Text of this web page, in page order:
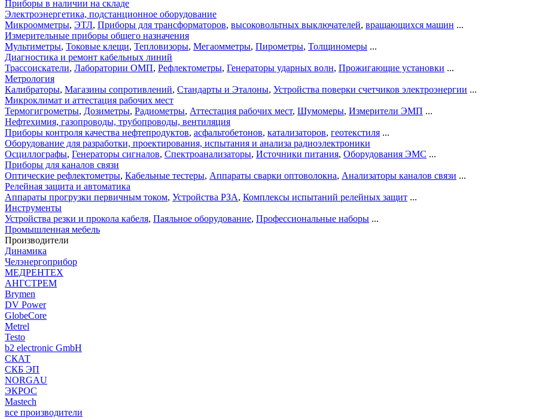
Приборы в наличии на складе
Электроэнергетика, подстанционное оборудование
Микроомметры, ЭТЛ, Приборы для трансформаторов, высоковольтных выключателей, вращающихся машин ...
Измерительные приборы общего назначения
Мультиметры, Токовые клещи, Тепловизоры, Мегаомметры, Пирометры, Толщиномеры ...
Диагностика и ремонт кабельных линий
Трассоискатели, Лаборатории ОМП, Рефлектометры, Генераторы ударных волн, Прожигающие установки ...
Метрология
Калибраторы, Магазины сопротивлений, Стандарты и Эталоны, Устройства поверки счетчиков электроэнергии ...
Микроклимат и аттестация рабочих мест
Термогигрометры, Дозиметры, Радиометры, Аттестация рабочих мест, Шумомеры, Измерители ЭМП ...
Нефтехимия, газопроводы, трубопроводы, вентиляция
Приборы контроля качества нефтепродуктов, асфальтобетонов, катализаторов, геотекстиля ...
Оборудование для разработки, проектирования, испытания и анализа радиоэлектроники
Осциллографы, Генераторы сигналов, Спектроанализаторы, Источники питания, Оборудования ЭМС ...
Приборы для каналов связи
Оптические рефлектометры, Кабельные тестеры, Аппараты сварки оптоволокна, Анализаторы каналов связи ...
Релейная защита и автоматика
Аппараты прогрузки первичным током, Устройства РЗА, Комплексы испытаний релейных защит ...
Инструменты
Устройства резки и прокола кабеля, Паяльное оборудование, Профессиональные наборы ...
Промышленная мебель
Производители
Динамика
Челэнергоприбор
МЕДРЕНТЕХ
АНГСТРЕМ
Brymen
DV Power
GlobeCore
Metrel
Testo
b2 electronic GmbH
СКАТ
СКБ ЭП
NORGAU
ЭКРОС
Mastech
все производители